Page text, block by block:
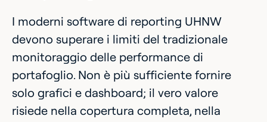
I moderni software di reporting UHNW
devono superare i limiti del tradizionale
monitoraggio delle performance di
portafoglio. Non è più sufficiente fornire
solo grafici e dashboard; il vero valore
risiede nella copertura completa, nella